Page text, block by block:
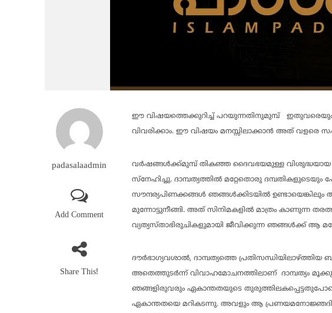
padasalaadmin
Add Comment
Share This!
ഈ വിഷയത്തെക്കുറിച്ച് പറയുന്നതിനുമുമ്പ് ഇതുവരെയും
വിവരിക്കാം. ഈ വിഷയം മനസ്സിലാക്കാന്‍ അത് വളരെ
വര്‍ഷങ്ങള്‍ക്ക്മുമ്പ് തികഞ്ഞ ദൈവഭയമുള്ള വിശുദ്ധയായ
സ്‌നേഹിച്ചു. ദാമ്പത്യത്തില്‍ മറ്റേതൊരു ദമ്പതികളുടെയും
സൗന്ദര്യപിണക്കങ്ങള്‍ ഞങ്ങള്‍ക്കിടയില്‍
മുന്നോട്ടുനീങ്ങി. അത് സിനിമകളില്‍ മാത്രം കാണുന്ന
വ്യത്യസ്താഭിരുചികളുമായി ജീവിക്കുന്ന ഞങ്ങള്‍ക്ക്
ദൗര്‍ഭാഗ്യവശാല്‍, ദാമ്പത്യത്തെ പ്രതിസന്ധിയിലാഴ്ത്തിയ
അതെത്തുടര്‍ന്ന് വിവാഹമോചനത്തിലാണ് ദാമ്പത്യം
ഞങ്ങളിരുവരും ഏകാന്തതയുടെ
ഏകാന്തതയെ മറികടന്നു. അവളും ആ